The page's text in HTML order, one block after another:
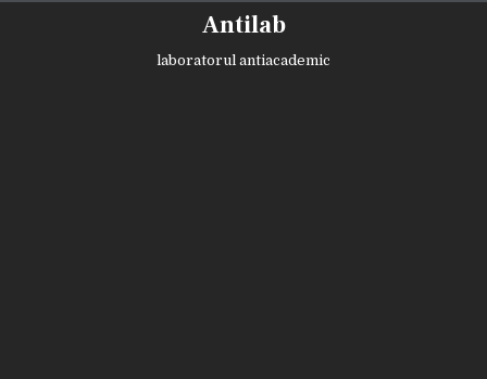
Antilab
laboratorul antiacademic